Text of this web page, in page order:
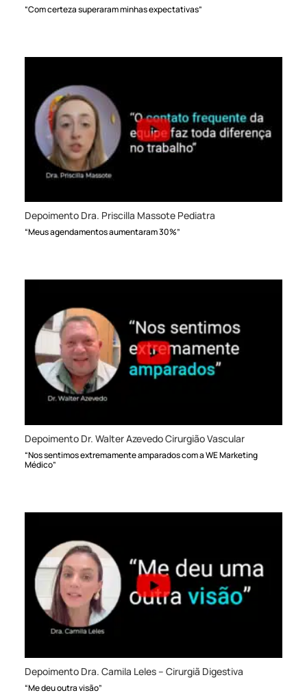
“Com certeza superaram minhas expectativas”
Depoimento Dra. Priscilla Massote Pediatra
“Meus agendamentos aumentaram 30%”
Depoimento Dr. Walter Azevedo Cirurgião Vascular
“Nos sentimos extremamente amparados com a WE Marketing
Médico”
Depoimento Dra. Camila Leles – Cirurgiã Digestiva
“Me deu outra visão”